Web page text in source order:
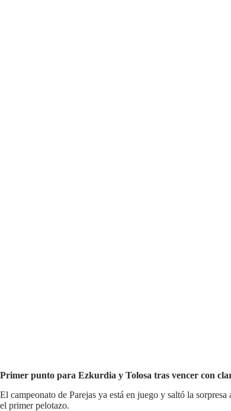
Primer punto para Ezkurdia y Tolosa tras vencer con
El campeonato de Parejas ya está en juego y saltó la
el primer pelotazo.